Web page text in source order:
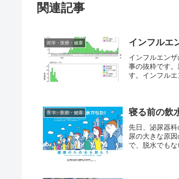
関連記事
医学・医療・健康 インフルエ
インフルエン
事の抜粋です
す。インフル
医学・医療・健康 寝る前の飲
先日、泌尿器
尿の大きな原
で、脱水でも